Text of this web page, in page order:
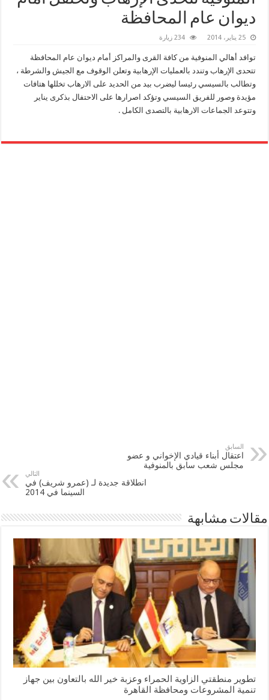
ديوان عام المحافظة
25 يناير، 2014 234 زيارة
توافد أهالي المنوفية من كافة القرى والمراكز أمام ديوان عام المحافظة
تتحدى الإرهاب وتندد بالعمليات الإرهابية وتعلن الوقوف مع الجيش والشرطة ،
وتطالب بالسيسي رئيسا ليضرب بيد من الحديد على الارهاب تخللها هتافات
مؤيدة وصور للفريق السيسي وتؤكد اصرارها على الاحتفال بذكرى يناير
وتتوعد الجماعات الارهابية بالتصدى الكامل .
السابق
اعتقال أبناء قيادي الإخواني و عضو
مجلس شعب سابق بالمنوفية
التالي
انطلاقة جديدة لـ (عمرو شريف) في
السينما في 2014
مقالات مشابهة
تطوير منطقتي الزاوية الحمراء وعزبة خير الله بالتعاون بين جهاز
تنمية المشروعات ومحافظة القاهرة